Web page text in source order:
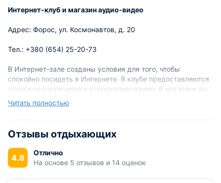
Интернет-клуб и магазин аудио-видео
Адрес: Форос, ул. Космонавтов, д. 20
Тел.: +380 (654) 25-20-73
В Интернет-зале созданы условия для того, чтобы
спокойно посидеть в Интернете. В клубе предоставляются
услуги по распечатке и ксерокопированию. В магазине вы
сможете приобрести диски с любимой музыкой или
фильмами.
Пиццерия «FOROS-PIZZA»
Адрес: Форос, ул. Космонавтов, д. 6Б
Тел.: +380 (66) 27-25-800
Читать полностью
Отзывы отдыхающих
4.8
Отлично
На основе 5 отзывов и 14 оценок